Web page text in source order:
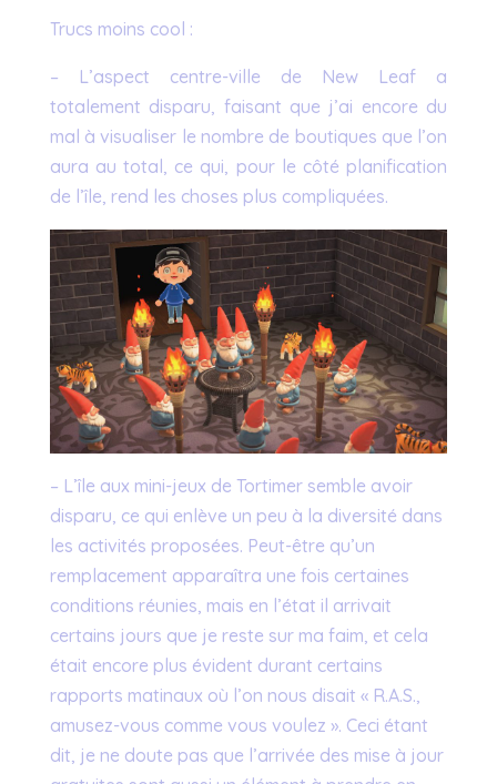
Trucs moins cool :
– L’aspect centre-ville de New Leaf a
totalement disparu, faisant que j’ai encore du
mal à visualiser le nombre de boutiques que l’on
aura au total, ce qui, pour le côté planification
de l’île, rend les choses plus compliquées.
– L’île aux mini-jeux de Tortimer semble avoir
disparu, ce qui enlève un peu à la diversité dans
les activités proposées. Peut-être qu’un
remplacement apparaîtra une fois certaines
conditions réunies, mais en l’état il arrivait
certains jours que je reste sur ma faim, et cela
était encore plus évident durant certains
rapports matinaux où l’on nous disait « R.A.S.,
amusez-vous comme vous voulez ». Ceci étant
dit, je ne doute pas que l’arrivée des mise à jour